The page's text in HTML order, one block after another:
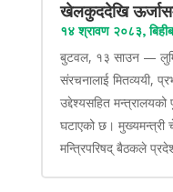
खेलकुददेखि
१४ श्रावण २०८३,
बुटवल, १३ साउन —
संरचनालाई मितव्ययी,
उद्देश्यसहित मन्त्रालयको
घटाएको छ। मुख्यमन्त्री
मन्त्रिपरिषद् बैठकले